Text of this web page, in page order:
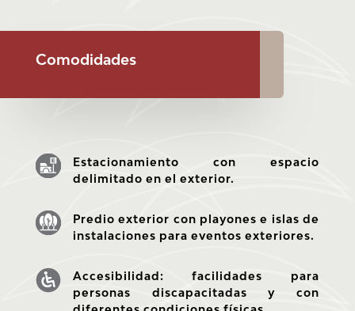
Comodidades
Estacionamiento con espacio
delimitado en el exterior.
Predio exterior con playones e islas de
instalaciones para eventos exteriores.
Accesibilidad: facilidades para
personas discapacitadas y con